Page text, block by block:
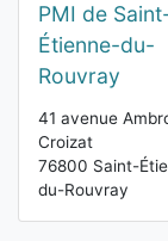
PMI de
Étienne-du-
Rouvray
41 avenue
Croizat
76800 Saint-
du-Rouvray